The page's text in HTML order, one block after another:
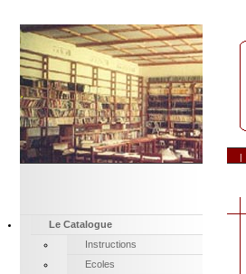
.
|
Le Catalogue
Instructions
Ecoles